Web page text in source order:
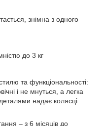
знімна з одного
до 3 кг
та функціональності:
і не мнуться, а легка
надає колясці
– з 6 місяців до